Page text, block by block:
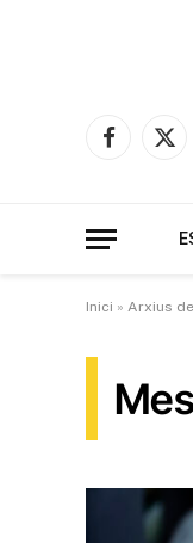
Facebook
X
Inici » Arxius